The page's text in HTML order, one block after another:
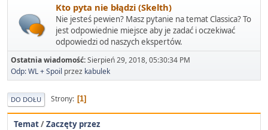
Kto pyta nie błądzi (Skelth)
Nie jesteś pewien? Masz pytanie na temat Classica? To
jest odpowiednie miejsce aby je zadać i oczekiwać
odpowiedzi od naszych ekspertów.
Ostatnia wiadomość:Sierpień 29, 2018, 05:30:34 PM
Odp: WL + Spoil przez kabulek
DO DOŁU Strony 1
Temat/Zaczęty przez